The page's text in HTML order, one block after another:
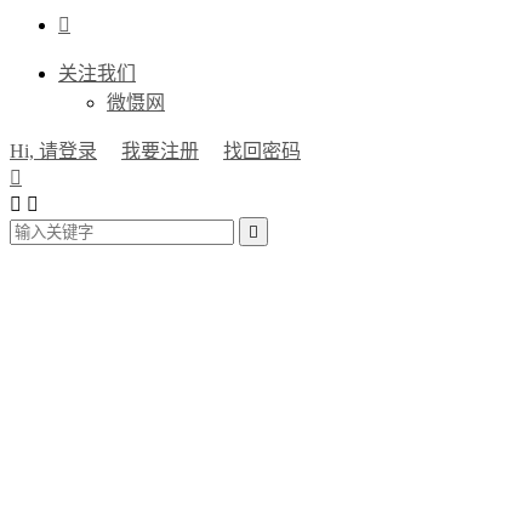

关注我们
微慑网
Hi, 请登录 我要注册
找回密码

 
